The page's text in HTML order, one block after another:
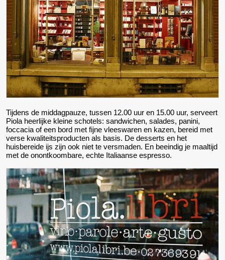
Tijdens de middagpauze, tussen 12.00 uur en 15.00 uur, serveert
Piola heerlijke kleine schotels: sandwichen, salades, panini,
foccacia of een bord met fijne vleeswaren en kazen, bereid met
verse kwaliteitsproducten als basis. De desserts en het
huisbereide ijs zijn ook niet te versmaden. En beeindig je maaltijd
met de onontkoombare, echte Italiaanse espresso.